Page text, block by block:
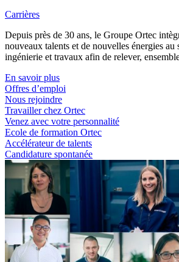
Carrières
Depuis près de 30 ans, le Groupe Ortec
nouveaux talents et de nouvelles énergies au
ingénierie et travaux afin de relever,
En savoir plus
Offres d’emploi
Nous rejoindre
Travailler chez Ortec
Venez avec votre personnalité
Ecole de formation Ortec
Accélérateur de talents
Candidature spontanée